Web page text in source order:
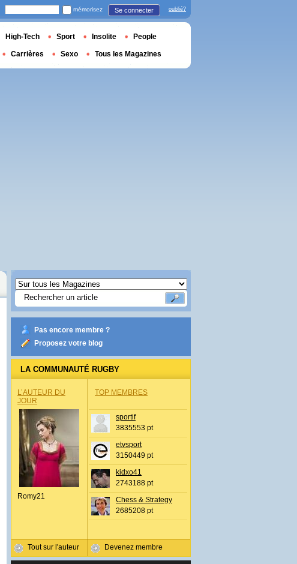
Pas encore membre ?
Proposez votre blog
LA COMMUNAUTÉ RUGBY
L’AUTEUR DU
JOUR
Romy21
Tout sur l'auteur
TOP MEMBRES
sportif
3835553 pt
etvsport
3150449 pt
kidxo41
2743188 pt
Chess & Strategy
2685208 pt
Devenez membre
mémorisez Se connecter oublié?
High-Tech Sport Insolite People
Carrières Sexo Tous les Magazines